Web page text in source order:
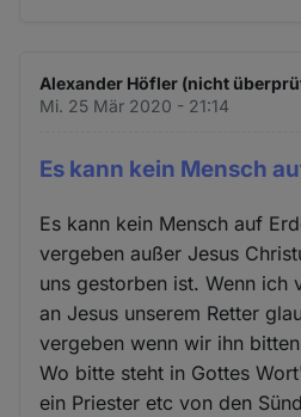
Alexander Höfler (nicht
Mi. 25 Mär 2020 - 21:14
Es kann kein Mensch
Es kann kein Mensch auf
vergeben außer Jesus
uns gestorben ist. Wenn ich
an Jesus unserem Retter
vergeben wenn wir ihn
Wo bitte steht in Gottes
ein Priester etc von den